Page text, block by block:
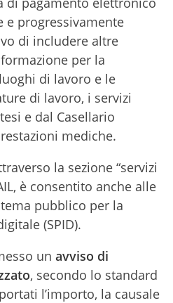
e progressivamente
di includere altre
per la
di lavoro e le
di lavoro, i servizi
e dal Casellario
mediche.
la sezione “servizi
è consentito anche alle
pubblico per la
(SPID).
un avviso di
, secondo lo standard
l’importo, la causale